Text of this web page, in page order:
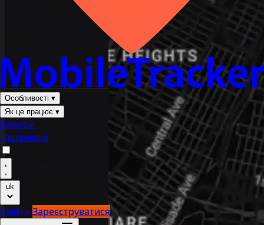
Особливості ▾
Як це працює ▾
Тарифи
Підтримка
uk
Увійти Зареєструватися